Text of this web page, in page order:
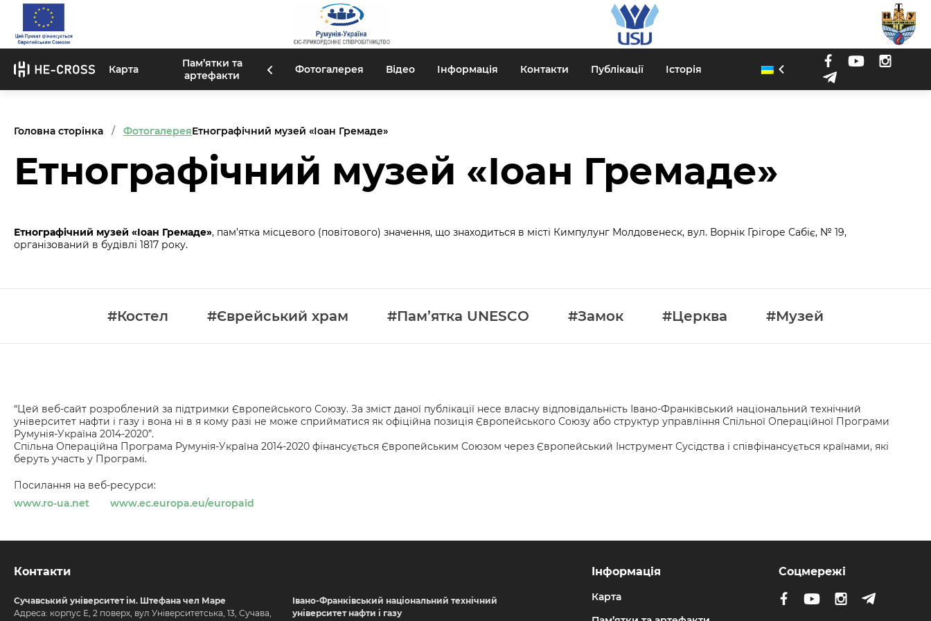
Карта
Пам’ятки та
артефакти
Фотогалерея Відео Інформація Контакти Публікації Історія
Головна сторінка ФотогалереяЕтнографічний музей «Іоан Гремаде»
Етнографічний музей «Іоан Гремаде»
Етнографічний музей «Іоан Гремаде», пам’ятка місцевого (повітового) значення, що знаходиться в місті Кимпулунг Молдовенеск, вул. Ворнік Грігоре Сабіє, № 19,
організований в будівлі 1817 року.
#Костел #Єврейський храм #Пам’ятка UNESCO #Замок #Церква #Музей
“Цей веб-сайт розроблений за підтримки Європейського Союзу. За зміст даної публікації несе власну відповідальність Івано-Франківський національний технічний
університет нафти і газу і вона ні в я кому разі не може сприйматися як офіційна позиція Європейського Союзу або структур управління Спільної Операційної Програми
Румунія-Україна 2014-2020”.
Спільна Операційна Програма Румунія-Україна 2014-2020 фінансується Європейським Союзом через Європейський Інструмент Сусідства і співфінансується країнами, які
беруть участь у Програмі.
Посилання на веб-ресурси:
www.ro-ua.net
www.ec.europa.eu/europaid
Контакти
Сучавський університет ім. Штефана чел Маре
Адреса: корпус Е, 2 поверх, вул Університетська, 13, Сучава,
Івано-Франківський національний технічний
університет нафти і газу
Інформація
Карта
Соцмережі